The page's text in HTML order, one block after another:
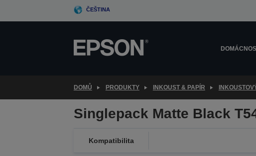
ČEŠTINA
DOMŮ PRODUKTY INKOUST & PAPÍR
Singlepack Matte Black
Kompatibilita